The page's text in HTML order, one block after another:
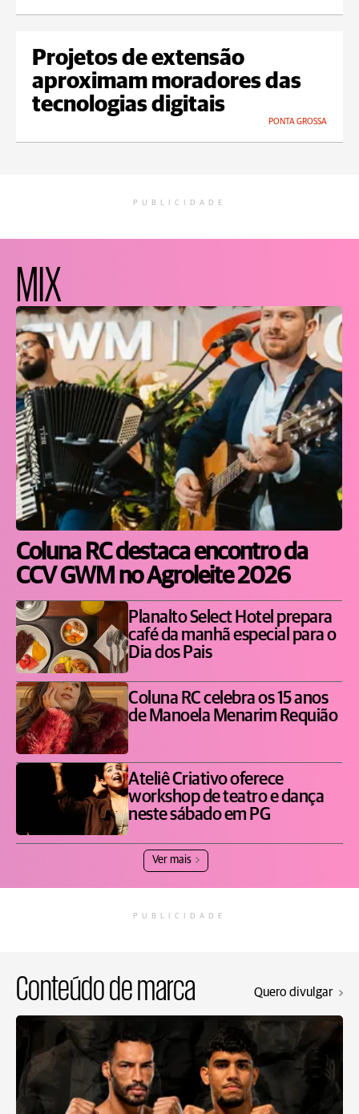
Projetos de extensão
aproximam moradores das
tecnologias digitais
PONTA GROSSA
PUBLICIDADE
MIX
Coluna RC destaca encontro da
CCV GWM no Agroleite 2026
Planalto Select Hotel prepara
café da manhã especial para o
Dia dos Pais
Coluna RC celebra os 15 anos
de Manoela Menarim Requião
Ateliê Criativo oferece
workshop de teatro e dança
neste sábado em PG
Ver mais
PUBLICIDADE
Conteúdo de marca Quero divulgar